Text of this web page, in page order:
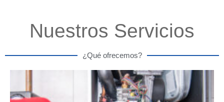
Nuestros Servicios
¿Qué ofrecemos?